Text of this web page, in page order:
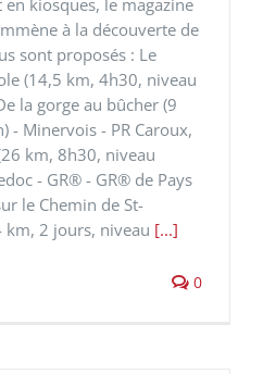
à la découverte de
sont proposés : Le
(14,5 km, 4h30, niveau
la gorge au bûcher (9
- Minervois - PR Caroux,
km, 8h30, niveau
- GR® - GR® de Pays
le Chemin de St-
km, 2 jours, niveau [...]
0